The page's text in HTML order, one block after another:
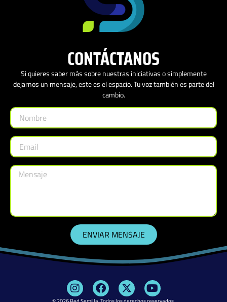
CONTÁCTANOS
Si quieres saber más sobre nuestras iniciativas o simplemente
dejarnos un mensaje, este es el espacio. Tu voz también es parte del
cambio.
ENVIAR MENSAJE